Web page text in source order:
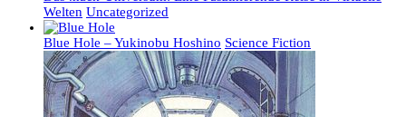
Welten Uncategorized
Blue Hole – Yukinobu Hoshino Science Fiction